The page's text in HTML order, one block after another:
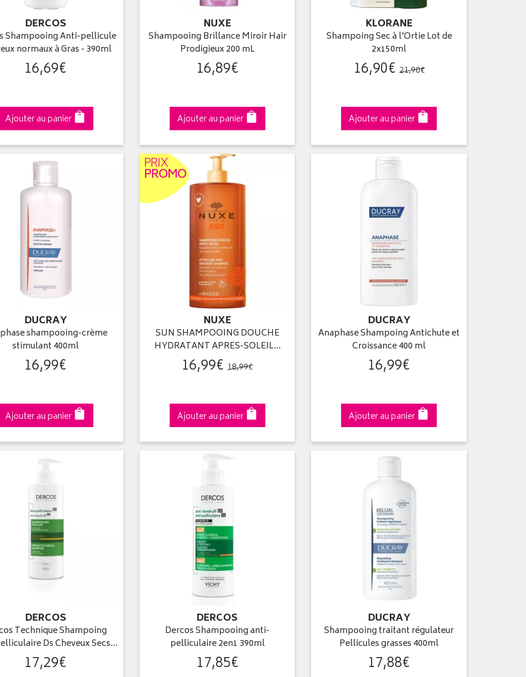
DERCOS
Shampooing Anti-pellicule
normaux à Gras - 390ml
16,69€
Ajouter au panier
NUXE
Shampooing Brillance Miroir Hair
Prodigieux 200 mL
16,89€
Ajouter au panier
KLORANE
Shampoing Sec à l'Ortie Lot de
2x150ml
16,90€ 21,90€
Ajouter au panier
DUCRAY
shampooing-crème
stimulant 400ml
16,99€
Ajouter au panier
PRIX
PROMO
NUXE
SUN SHAMPOOING DOUCHE
HYDRATANT APRES-SOLEIL…
16,99€ 18,99€
Ajouter au panier
DUCRAY
Anaphase Shampoing Antichute et
Croissance 400 ml
16,99€
Ajouter au panier
DERCOS
Technique Shampoing
Ds Cheveux Secs…
17,29€
DERCOS
Dercos Shampooing anti-
pelliculaire 2en1 390ml
17,85€
DUCRAY
Shampooing traitant régulateur
Pellicules grasses 400ml
17,88€